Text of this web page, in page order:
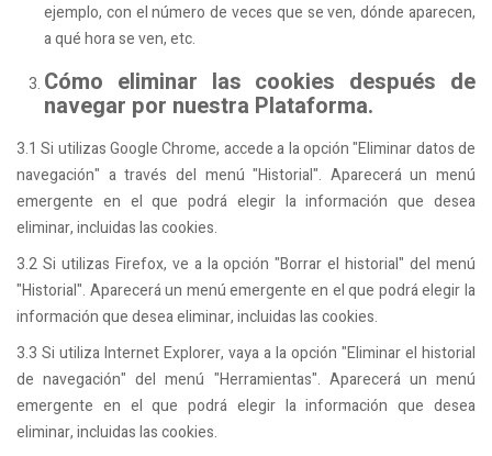
ejemplo, con el número de veces que se ven, dónde aparecen,
a qué hora se ven, etc.
Cómo eliminar las cookies después de
navegar por nuestra Plataforma.
3.1 Si utilizas Google Chrome, accede a la opción "Eliminar datos de
navegación" a través del menú "Historial". Aparecerá un menú
emergente en el que podrá elegir la información que desea
eliminar, incluidas las cookies.
3.2 Si utilizas Firefox, ve a la opción "Borrar el historial" del menú
"Historial". Aparecerá un menú emergente en el que podrá elegir la
información que desea eliminar, incluidas las cookies.
3.3 Si utiliza Internet Explorer, vaya a la opción "Eliminar el historial
de navegación" del menú "Herramientas". Aparecerá un menú
emergente en el que podrá elegir la información que desea
eliminar, incluidas las cookies.